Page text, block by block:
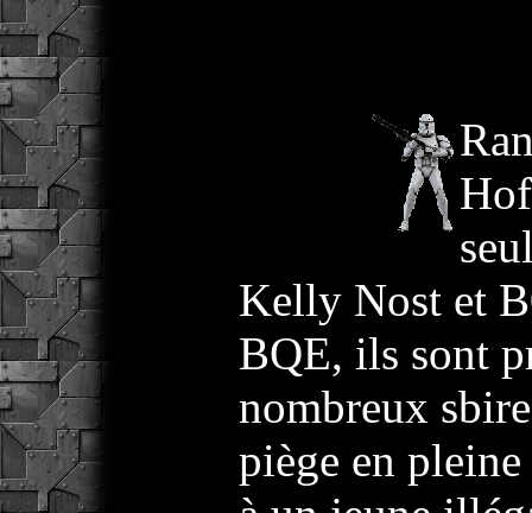
Kelly Nost et
BQE, ils sont
nombreux
piège en